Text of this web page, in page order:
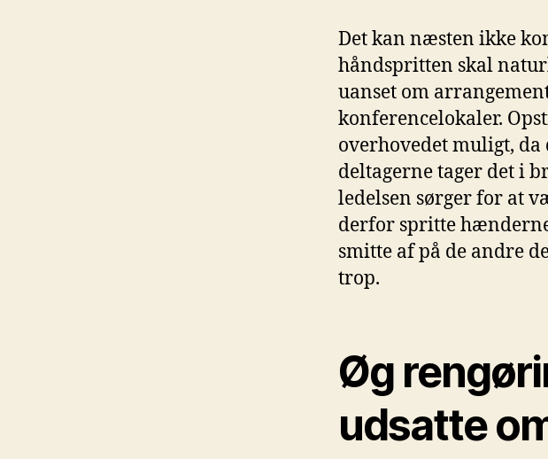
Det kan næsten ikke
håndspritten skal
uanset om
konferencelokaler.
overhovedet muligt, da
deltagerne tager det i
ledelsen sørger for at
derfor spritte
smitte af på de andre
trop.
Øg
udsatte